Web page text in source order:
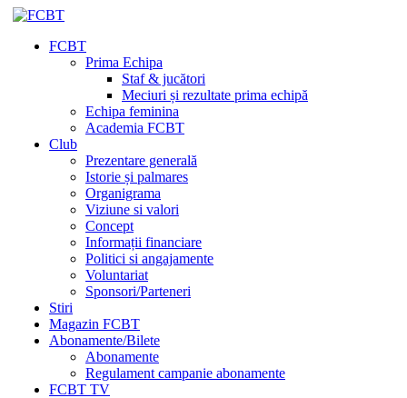
FCBT
Prima Echipa
Staf & jucători
Meciuri și rezultate prima echipă
Echipa feminina
Academia FCBT
Club
Prezentare generală
Istorie și palmares
Organigrama
Viziune si valori
Concept
Informații financiare
Politici si angajamente
Voluntariat
Sponsori/Parteneri
Stiri
Magazin FCBT
Abonamente/Bilete
Abonamente
Regulament campanie abonamente
FCBT TV